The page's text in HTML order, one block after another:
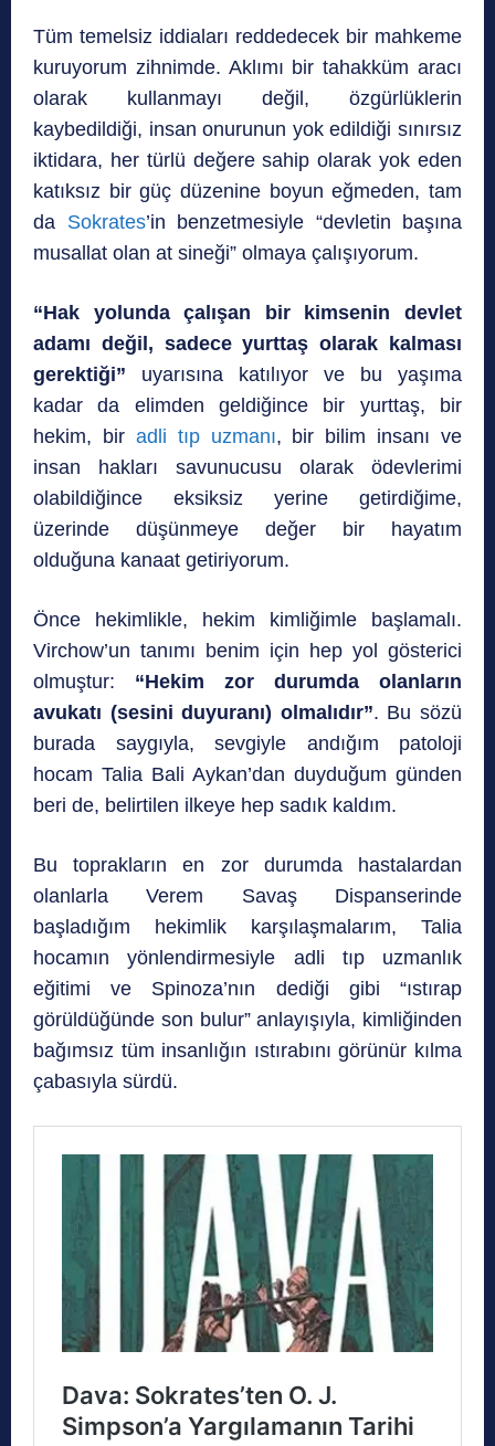
Tüm temelsiz iddiaları reddedecek bir mahkeme
kuruyorum zihnimde. Aklımı bir tahakküm aracı
olarak kullanmayı değil, özgürlüklerin
kaybedildiği, insan onurunun yok edildiği sınırsız
iktidara, her türlü değere sahip olarak yok eden
katıksız bir güç düzenine boyun eğmeden, tam
da Sokrates’in benzetmesiyle “devletin başına
musallat olan at sineği” olmaya çalışıyorum.
“Hak yolunda çalışan bir kimsenin devlet
adamı değil, sadece yurttaş olarak kalması
gerektiği” uyarısına katılıyor ve bu yaşıma
kadar da elimden geldiğince bir yurttaş, bir
hekim, bir adli tıp uzmanı, bir bilim insanı ve
insan hakları savunucusu olarak ödevlerimi
olabildiğince eksiksiz yerine getirdiğime,
üzerinde düşünmeye değer bir hayatım
olduğuna kanaat getiriyorum.
Önce hekimlikle, hekim kimliğimle başlamalı.
Virchow’un tanımı benim için hep yol gösterici
olmuştur: “Hekim zor durumda olanların
avukatı (sesini duyuranı) olmalıdır”. Bu sözü
burada saygıyla, sevgiyle andığım patoloji
hocam Talia Bali Aykan’dan duyduğum günden
beri de, belirtilen ilkeye hep sadık kaldım.
Bu toprakların en zor durumda hastalardan
olanlarla Verem Savaş Dispanserinde
başladığım hekimlik karşılaşmalarım, Talia
hocamın yönlendirmesiyle adli tıp uzmanlık
eğitimi ve Spinoza’nın dediği gibi “ıstırap
görüldüğünde son bulur” anlayışıyla, kimliğinden
bağımsız tüm insanlığın ıstırabını görünür kılma
çabasıyla sürdü.